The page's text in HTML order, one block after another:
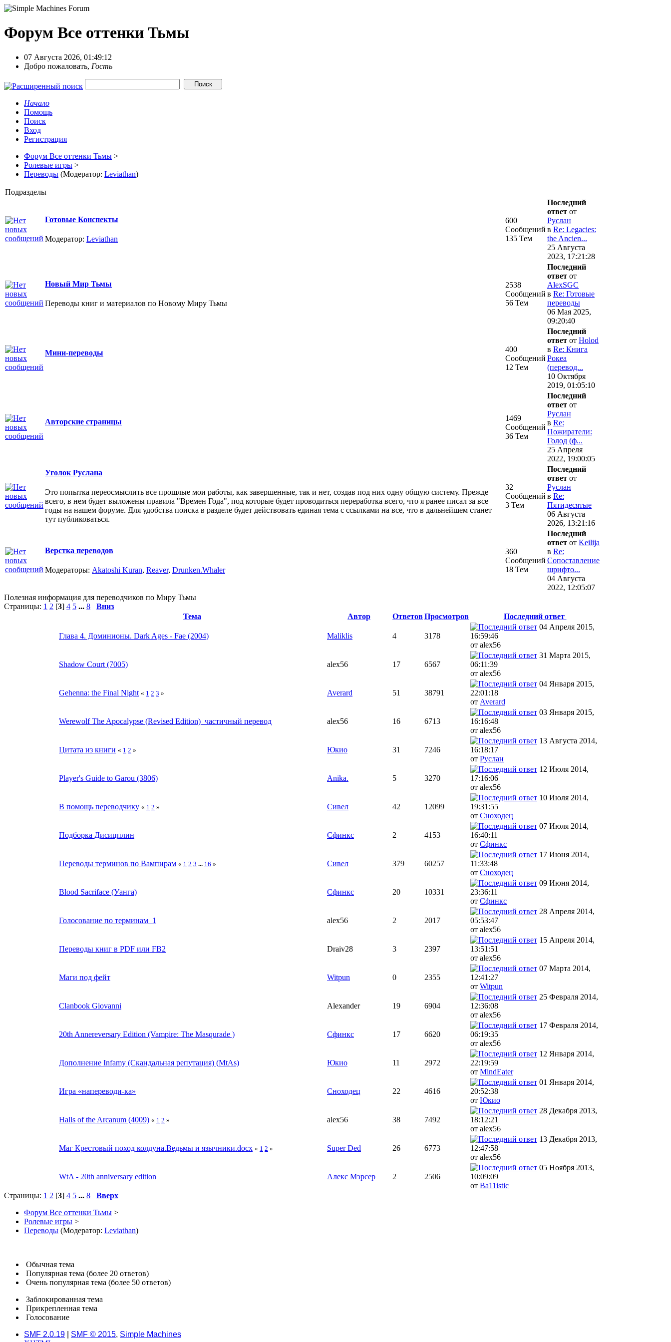
Форум Все оттенки Тьмы
07 Августа 2026, 01:49:12
Добро пожаловать, Гость
Начало
Помощь
Поиск
Вход
Регистрация
Форум Все оттенки Тьмы >
Ролевые игры >
Переводы (Модератор: Leviathan)
Подразделы
Готовые Конспекты
Модератор: Leviathan
600
Сообщений
135 Тем
Последний
ответ от
Руслан
в Re: Legacies:
the Ancien...
25 Августа
2023, 17:21:28
Новый Мир Тьмы
Переводы книг и материалов по Новому Миру Тьмы
2538
Сообщений
56 Тем
Последний
ответ от
AlexSGC
в Re: Готовые
переводы
06 Мая 2025,
09:20:40
Мини-переводы
400
Сообщений
12 Тем
Последний
ответ от Holod
в Re: Книга
Рокеа
(перевод...
10 Октября
2019, 01:05:10
Авторские страницы
1469
Сообщений
36 Тем
Последний
ответ от
Руслан
в Re:
Пожиратели:
Голод (ф...
25 Апреля
2022, 19:00:05
Уголок Руслана
Это попытка переосмыслить все прошлые мои работы, как завершенные, так и нет, создав под них одну общую систему. Прежде
всего, в нем будет выложены правила "Времен Года", под которые будет проводиться переработка всего, что я ранее писал за все
годы на нашем форуме. Для удобства поиска в разделе будет действовать единая тема с ссылками на все, что в дальнейшем станет
тут публиковаться.
32
Сообщений
3 Тем
Последний
ответ от
Руслан
в Re:
Пятидесятые
06 Августа
2026, 13:21:16
Верстка переводов
Модераторы: Akatoshi Kuran, Reaver, Drunken.Whaler
360
Сообщений
18 Тем
Последний
ответ от Keilija
в Re:
Сопоставление
шрифто...
04 Августа
2022, 12:05:07
Полезная информация для переводчиков по Миру Тьмы
Страницы: 1 2 [3] 4 5 ... 8
Вниз
Тема
Автор ОтветовПросмотров Последний ответ
Глава 4. Доминионы. Dark Ages - Fae (2004) Maliklis 4 3178
04 Апреля 2015,
16:59:46
от alex56
Shadow Court (7005) alex56 17 6567
31 Марта 2015,
06:11:39
от alex56
Gehenna: the Final Night « 1 2 3 » Averard 51 38791
04 Января 2015,
22:01:18
от Averard
Werewolf The Apocalypse (Revised Edition)_частичный перевод alex56 16 6713
03 Января 2015,
16:16:48
от alex56
Цитата из книги « 1 2 » Юкио 31 7246
13 Августа 2014,
16:18:17
от Руслан
Player's Guide to Garou (3806) Anika. 5 3270
12 Июля 2014,
17:16:06
от alex56
В помощь переводчику « 1 2 » Сивел 42 12099
10 Июля 2014,
19:31:55
от Сноходец
Подборка Дисицплин Сфинкс 2 4153
07 Июля 2014,
16:40:11
от Сфинкс
Переводы терминов по Вампирам « 1 2 3 ... 16 » Сивел 379 60257
17 Июня 2014,
11:33:48
от Сноходец
Blood Sacriface (Уанга) Сфинкс 20 10331
09 Июня 2014,
23:36:11
от Сфинкс
Голосование по терминам_1 alex56 2 2017
28 Апреля 2014,
05:53:47
от alex56
Переводы книг в PDF или FB2 Draiv28 3 2397
15 Апреля 2014,
13:51:51
от alex56
Маги под фейт Witpun 0 2355
07 Марта 2014,
12:41:27
от Witpun
Clanbook Giovanni Alexander 19 6904
25 Февраля 2014,
12:36:08
от alex56
20th Annereversary Edition (Vampire: The Masqurade ) Сфинкс 17 6620
17 Февраля 2014,
06:19:35
от alex56
Дополнение Infamy (Скандальная репутация) (MtAs) Юкио 11 2972
12 Января 2014,
22:19:59
от MindEater
Игра «напереводи-ка» Сноходец 22 4616
01 Января 2014,
20:52:38
от Юкио
Halls of the Arcanum (4009) « 1 2 » alex56 38 7492
28 Декабря 2013,
18:12:21
от alex56
Маг Крестовый поход колдуна.Ведьмы и язычники.docx « 1 2 » Super Ded 26 6773
13 Декабря 2013,
12:47:58
от alex56
WtA - 20th anniversary edition Алекс Мэрсер 2 2506
05 Ноября 2013,
10:09:09
от Ba11istic
Страницы: 1 2 [3] 4 5 ... 8
Вверх
Форум Все оттенки Тьмы >
Ролевые игры >
Переводы (Модератор: Leviathan)
Обычная тема
Популярная тема (более 20 ответов)
Очень популярная тема (более 50 ответов)
Заблокированная тема
Прикрепленная тема
Голосование
SMF 2.0.19
SMF © 2015, Simple Machines